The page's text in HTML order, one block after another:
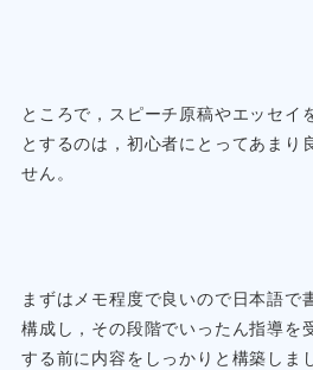
ところで，スピーチ原稿やエッセイ
とするのは，初心者にとってあまり
せん。
まずはメモ程度で良いので日本語で
構成し，その段階でいったん指導を
する前に内容をしっかりと構築しま